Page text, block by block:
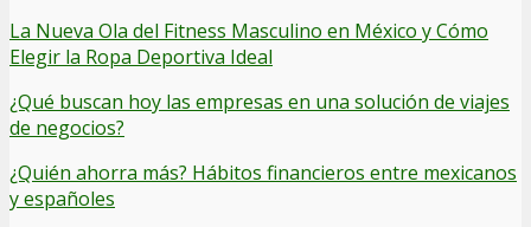
La Nueva Ola del Fitness Masculino en México y Cómo
Elegir la Ropa Deportiva Ideal
¿Qué buscan hoy las empresas en una solución de viajes
de negocios?
¿Quién ahorra más? Hábitos financieros entre mexicanos
y españoles